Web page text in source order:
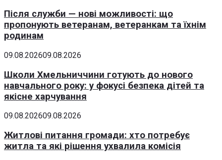
Після служби — нові можливості: що
пропонують ветеранам, ветеранкам та їхнім
родинам
09.08.202609.08.2026
Школи Хмельниччини готують до нового
навчального року: у фокусі безпека дітей та
якісне харчування
09.08.202609.08.2026
Житлові питання громади: хто потребує
житла та які рішення ухвалила комісія